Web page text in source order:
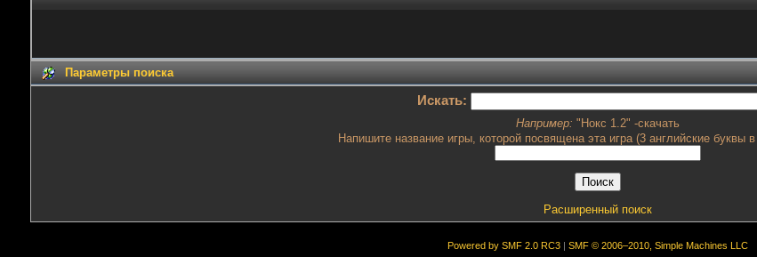
Параметры поиска
Искать:
Например: "Нокс 1.2" -скачать
Напишите название игры, которой посвящена эта игра (3 английские буквы
Расширенный поиск
Powered by SMF 2.0 RC3| SMF © 2006–2010, Simple Machines LLC